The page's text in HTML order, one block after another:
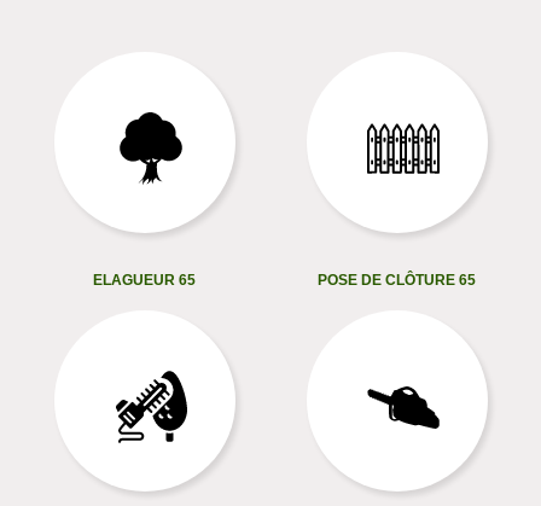
ELAGUEUR 65 POSE DE CLÔTURE 65